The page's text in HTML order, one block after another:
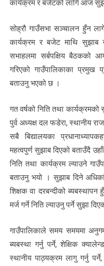
कार्यक्रम र बजेटको लागि आज
सोह्रौ गाउँसभा सञ्चालन हुँन
कार्यक्रम र बजेट माथि सुझाब
सभाहलमा सर्बपक्षिय
गरिएको गाउँपालिकाका प्रमुख
बताउनु भएको छ ।
गत वर्षको निति तथा कार्यक्रमको
पुर्व अध्यक्ष दल फडेरा, स्थानीय
सबै बिद्यालयका
महत्वपुर्ण सुझाब दिएको बताउँदै
निति तथा कार्यक्रम ल्याउने
बताउनु भयो । सुझाब दिने
शिक्षक वा दरबन्दीको ब्यबस्थापन
मर्ज गर्ने निति ल्याउनु पर्ने सुझा
गाउँपालिकाले समय समयमा
ब्यबस्था गर्नु पर्ने, शेक्षिक
स्थानीय पाठ्यक्रम लागु गर्नु